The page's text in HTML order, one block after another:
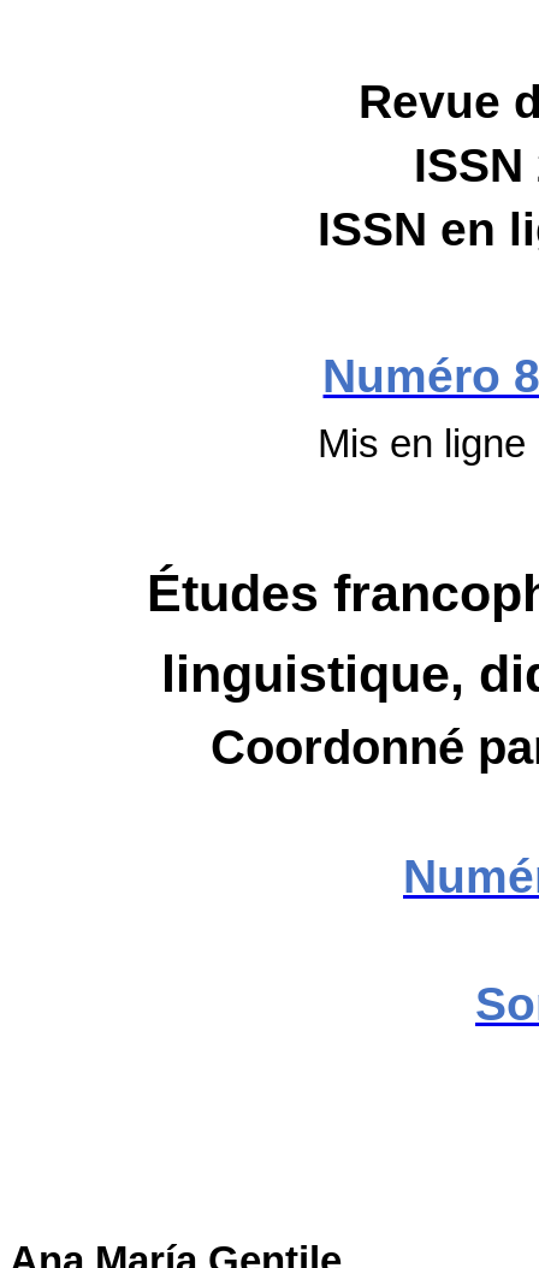
Revue
ISSN
ISSN en
Numéro
Mis en
Études
linguistique,
Coordonné